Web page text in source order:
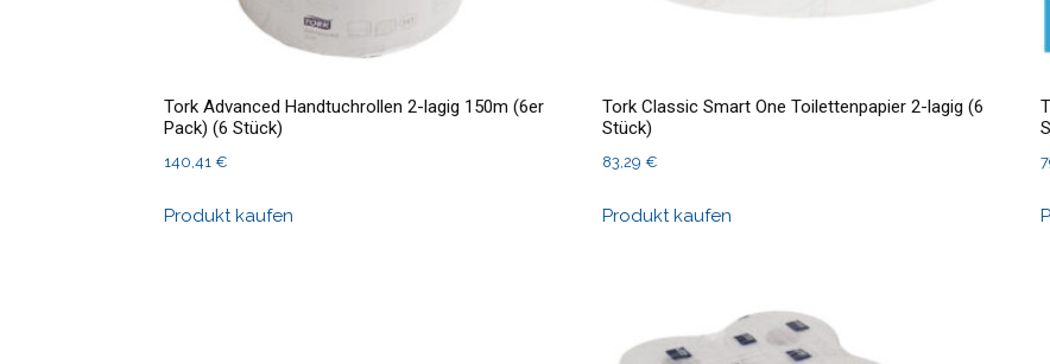
Tork Advanced Handtuchrollen 2-lagig 150m (6er
Pack) (6 Stück)
140,41 €
Produkt kaufen
Tork Classic Smart One Toilettenpapier 2-lagig (6
Stück)
83,29 €
Produkt kaufen